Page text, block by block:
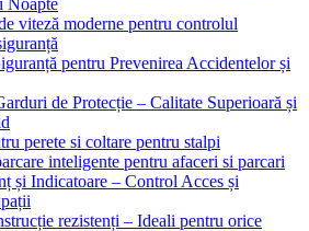
Noapte
viteză moderne pentru controlul
pentru Prevenirea Accidentelor și
de Protecție – Calitate Superioară și
perete si coltare pentru stalpi
inteligente pentru afaceri si parcari
și Indicatoare – Control Acces și
rezistenți – Ideali pentru orice